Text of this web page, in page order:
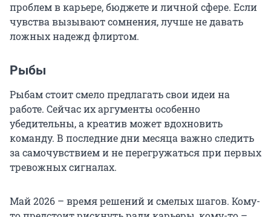
проблем в карьере, бюджете и личной сфере. Если
чувства вызывают сомнения, лучше не давать
ложных надежд флиртом.
Рыбы
Рыбам стоит смело предлагать свои идеи на
работе. Сейчас их аргументы особенно
убедительны, а креатив может вдохновить
команду. В последние дни месяца важно следить
за самочувствием и не перегружаться при первых
тревожных сигналах.
Май 2026 – время решений и смелых шагов. Кому-